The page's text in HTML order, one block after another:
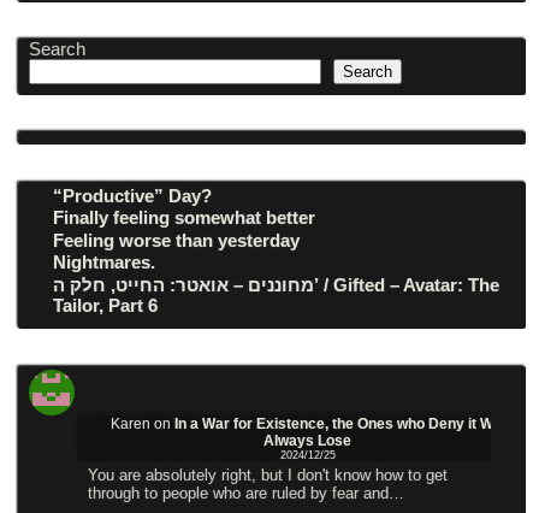
Search
Search
“Productive” Day?
Finally feeling somewhat better
Feeling worse than yesterday
Nightmares.
מחוננים – אואטר: החייט, חלק ה’ / Gifted – Avatar: The
Tailor, Part 6
Karen onIn a War for Existence, the Ones who Deny it Will
Always Lose
2024/12/25
You are absolutely right, but I don't know how to get
through to people who are ruled by fear and…